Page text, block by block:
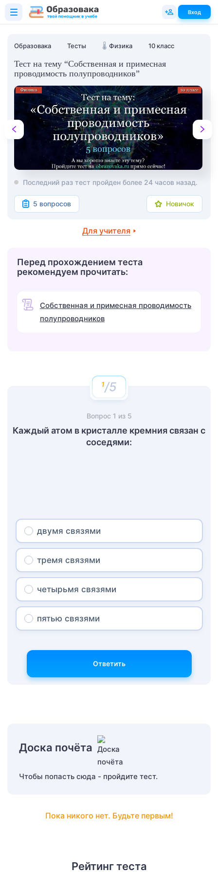
Образовака Тесты 🌡️ Физика 10 класс
Тест на тему “Собственная и примесная
проводимость полупроводников”
Последний раз тест пройден более 24 часов назад.
5 вопросов Новичок
Для учителя
Перед прохождением теста
рекомендуем прочитать:
Собственная и примесная проводимость
полупроводников
/5
Вопрос 1 из 5
Каждый атом в кристалле кремния связан с
соседями:
двумя связями
тремя связями
четырьмя связями
пятью связями
Ответить
Доска почёта
Чтобы попасть сюда - пройдите тест.
Пока никого нет. Будьте первым!
Рейтинг теста
Вход